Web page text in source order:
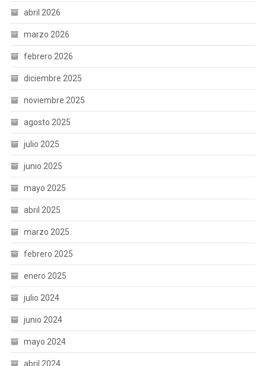
abril 2026
marzo 2026
febrero 2026
diciembre 2025
noviembre 2025
agosto 2025
julio 2025
junio 2025
mayo 2025
abril 2025
marzo 2025
febrero 2025
enero 2025
julio 2024
junio 2024
mayo 2024
abril 2024